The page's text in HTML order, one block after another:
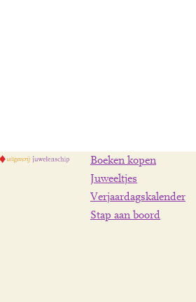
Boeken kopen
Juweeltjes
Verjaardagskalender
Stap aan boord